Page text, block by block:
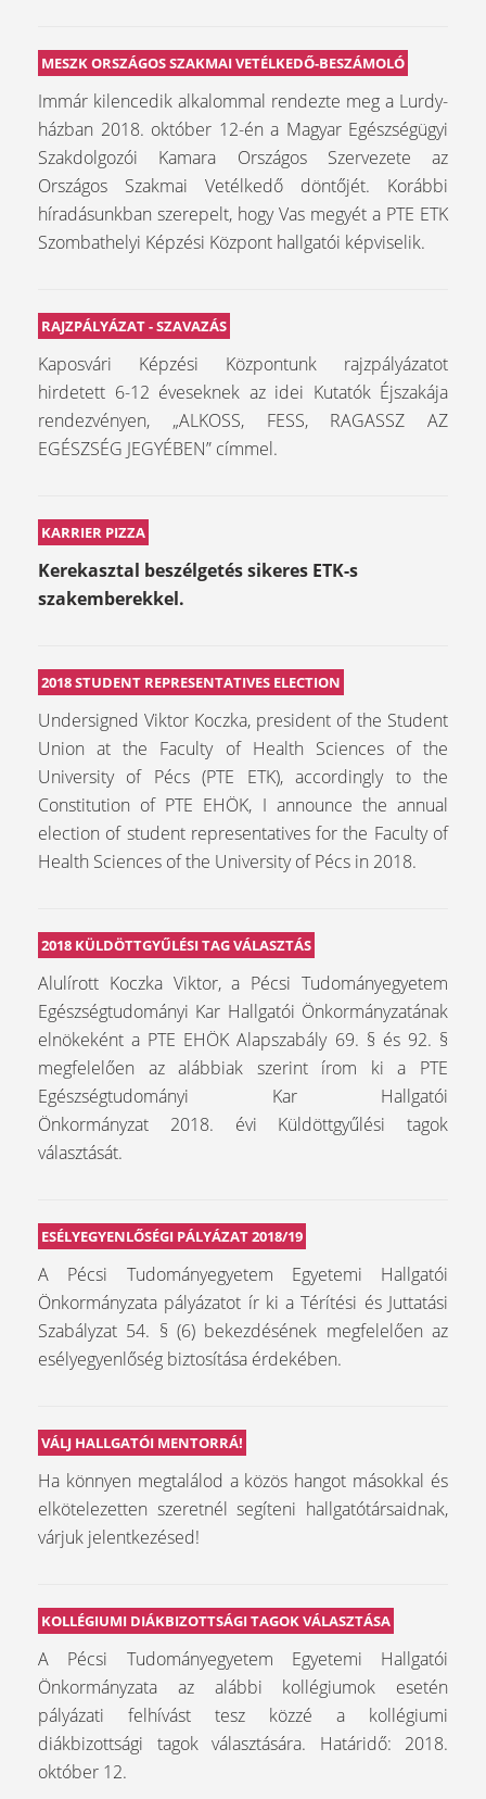
MESZK ORSZÁGOS SZAKMAI VETÉLKEDŐ-BESZÁMOLÓ
Immár kilencedik alkalommal rendezte meg a Lurdy-
házban 2018. október 12-én a Magyar Egészségügyi
Szakdolgozói Kamara Országos Szervezete az
Országos Szakmai Vetélkedő döntőjét. Korábbi
híradásunkban szerepelt, hogy Vas megyét a PTE ETK
Szombathelyi Képzési Központ hallgatói képviselik.
RAJZPÁLYÁZAT - SZAVAZÁS
Kaposvári Képzési Központunk rajzpályázatot
hirdetett 6-12 éveseknek az idei Kutatók Éjszakája
rendezvényen, „ALKOSS, FESS, RAGASSZ AZ
EGÉSZSÉG JEGYÉBEN” címmel.
KARRIER PIZZA
Kerekasztal beszélgetés sikeres ETK-s
szakemberekkel.
2018 STUDENT REPRESENTATIVES ELECTION
Undersigned Viktor Koczka, president of the Student
Union at the Faculty of Health Sciences of the
University of Pécs (PTE ETK), accordingly to the
Constitution of PTE EHÖK, I announce the annual
election of student representatives for the Faculty of
Health Sciences of the University of Pécs in 2018.
2018 KÜLDÖTTGYŰLÉSI TAG VÁLASZTÁS
Alulírott Koczka Viktor, a Pécsi Tudományegyetem
Egészségtudományi Kar Hallgatói Önkormányzatának
elnökeként a PTE EHÖK Alapszabály 69. § és 92. §
megfelelően az alábbiak szerint írom ki a PTE
Egészségtudományi Kar Hallgatói
Önkormányzat 2018. évi Küldöttgyűlési tagok
választását.
ESÉLYEGYENLŐSÉGI PÁLYÁZAT 2018/19
A Pécsi Tudományegyetem Egyetemi Hallgatói
Önkormányzata pályázatot ír ki a Térítési és Juttatási
Szabályzat 54. § (6) bekezdésének megfelelően az
esélyegyenlőség biztosítása érdekében.
VÁLJ HALLGATÓI MENTORRÁ!
Ha könnyen megtalálod a közös hangot másokkal és
elkötelezetten szeretnél segíteni hallgatótársaidnak,
várjuk jelentkezésed!
KOLLÉGIUMI DIÁKBIZOTTSÁGI TAGOK VÁLASZTÁSA
A Pécsi Tudományegyetem Egyetemi Hallgatói
Önkormányzata az alábbi kollégiumok esetén
pályázati felhívást tesz közzé a kollégiumi
diákbizottsági tagok választására. Határidő: 2018.
október 12.